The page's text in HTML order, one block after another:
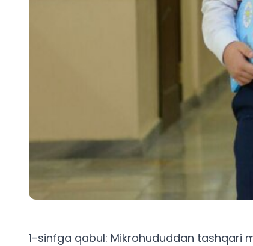
1-sinfga qabul: Mikrohududdan tashqari